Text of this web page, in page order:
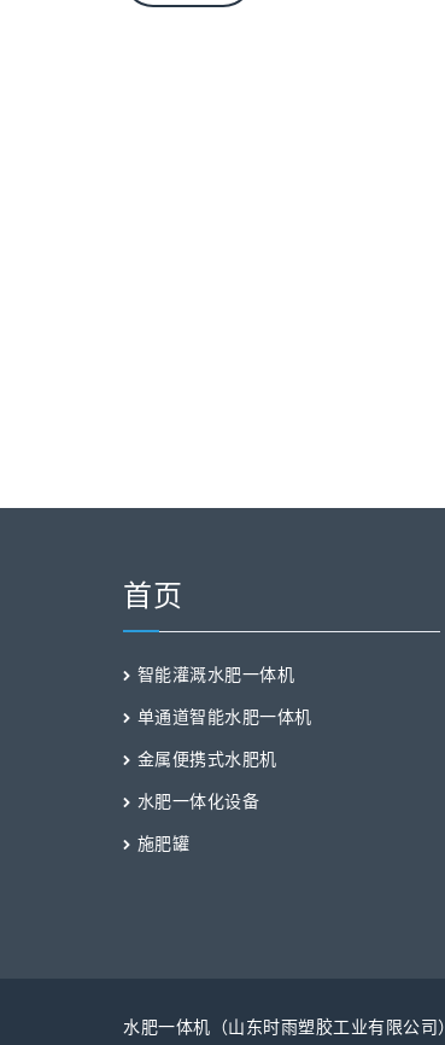
首页
智能灌溉水肥一体机
单通道智能水肥一体机
金属便携式水肥机
水肥一体化设备
施肥罐
水肥一体机（山东时雨塑胶工业有限公司）